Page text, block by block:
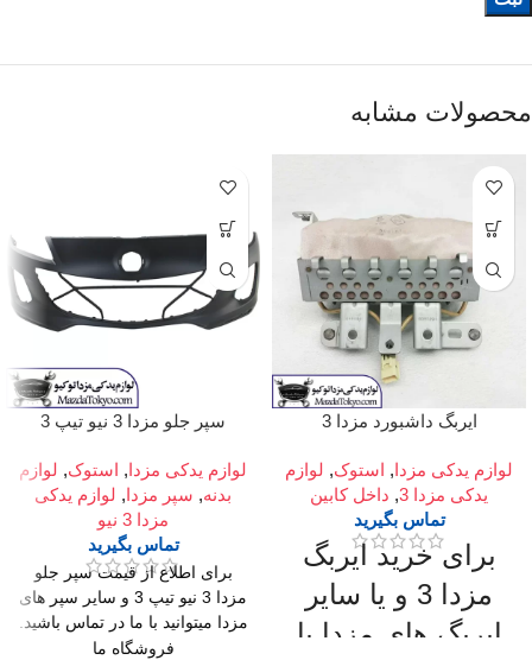
محصولات مشابه
ایربگ داشبورد مزدا 3
لوازم یدکی مزدا, استوک, لوازم
یدکی مزدا 3
, داخل کابین
تماس بگیرید
برای خرید ایربگ
مزدا 3 و یا سایر
ایربگ های مزدا با
سپر جلو مزدا 3 نیو تیپ 3
لوازم یدکی مزدا, استوک, لوازم
بدنه, سپر مزدا, لوازم یدکی
مزدا 3 نیو
تماس بگیرید
برای اطلاع از قیمت سپر جلو
مزدا 3 نیو تیپ 3 و سایر سپر های
مزدا میتوانید با ما در تماس باشید.
فروشگاه ما